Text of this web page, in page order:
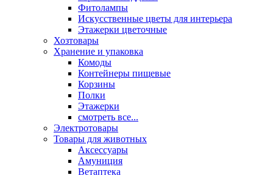
Фитолампы
Искусственные цветы для интерьера
Этажерки цветочные
Хозтовары
Хранение и упаковка
Комоды
Контейнеры пищевые
Корзины
Полки
Этажерки
смотреть все...
Электротовары
Товары для животных
Аксессуары
Амуниция
Ветаптека